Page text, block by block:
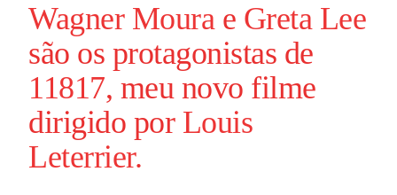
Wagner Mourae Greta Lee
são os protagonistas de
11817, meu novo filme
dirigido por Louis
Leterrier.